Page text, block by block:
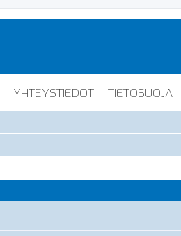
YHTEYSTIEDOT TIETOSUOJA